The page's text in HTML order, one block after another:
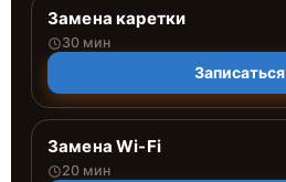
Замена каретки
30 мин
Записаться
Замена Wi-Fi
20 мин